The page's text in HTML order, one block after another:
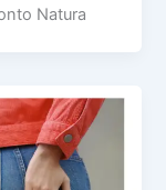
Natura